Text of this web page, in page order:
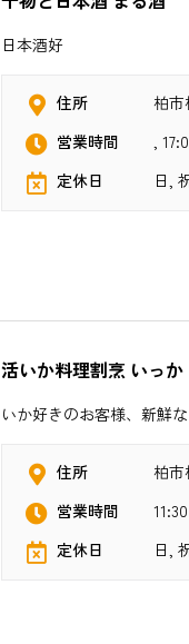
日本酒好
住所
柏
営業時間
,
定休日
日,
活いか料理割烹 いっか
いか好きのお客様、新鮮
住所
柏市
営業時間
定休日
日,